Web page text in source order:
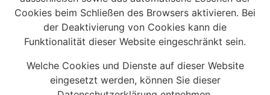
Cookies beim Schließen des Browsers aktivieren. Bei
der Deaktivierung von Cookies kann die
Funktionalität dieser Website eingeschränkt sein.
Welche Cookies und Dienste auf dieser Website
eingesetzt werden, können Sie dieser